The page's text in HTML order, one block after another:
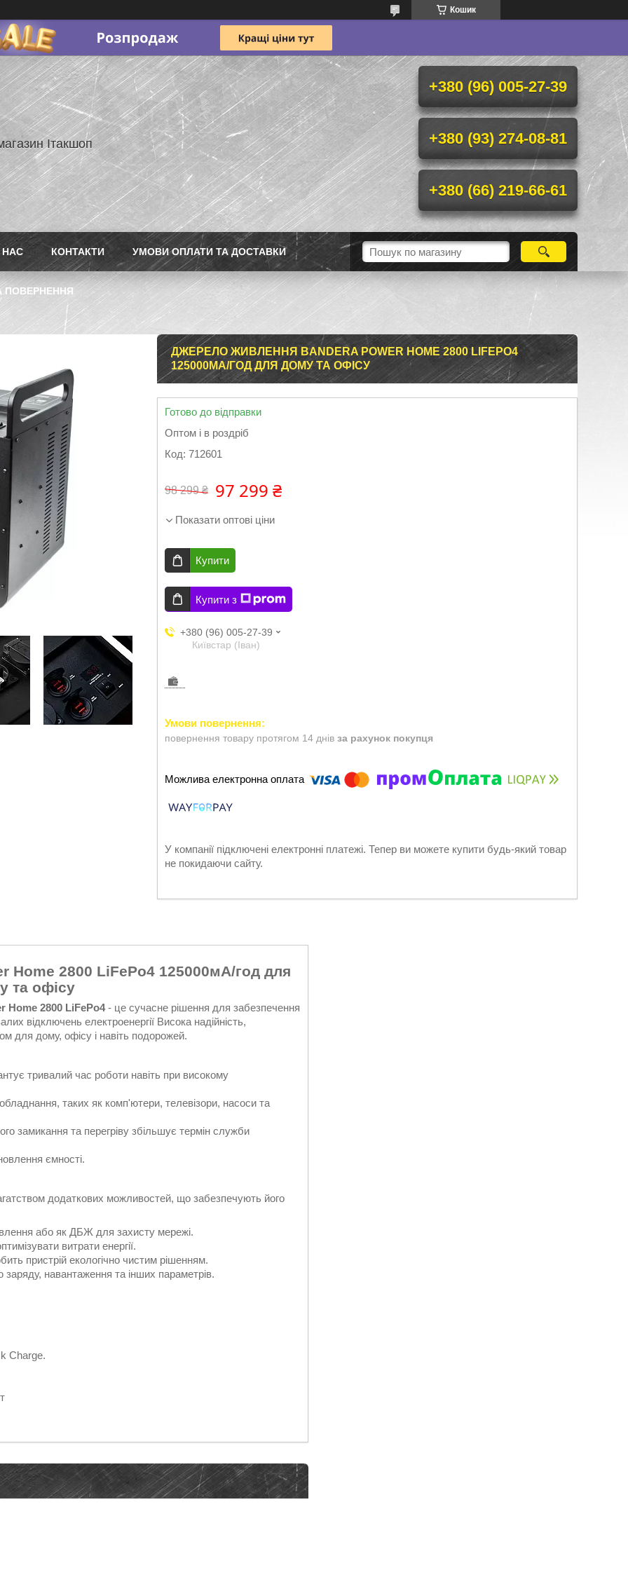
Кошик
Ітакшоп
+380 (96) 005-27-39
+380 (93) 274-08-81
+380 (66) 219-66-61
НАС КОНТАКТИ УМОВИ ОПЛАТИ ТА ДОСТАВКИ
ПОВЕРНЕННЯ
ДЖЕРЕЛО ЖИВЛЕННЯ BANDERA POWER HOME 2800 LIFEPO4
125000МА/ГОД ДЛЯ ДОМУ ТА ОФІСУ
Готово до відправки
Оптом і в роздріб
Код: 712601
98 299 ₴ 97 299 ₴
Показати оптові ціни
Купити
Купити з
+380 (96) 005-27-39
Київстар (Іван)
повернення товару протягом 14 днів за рахунок покупця
У компанії підключені електронні платежі. Тепер ви можете купити будь-який товар
не покидаючи сайту.
2800 LiFePo4 125000мА/год для
та офісу
Home 2800 LiFePo4- це сучасне рішення для забезпечення
відключень електроенергії Висока надійність,
для дому, офісу і навіть подорожей.
тривалий час роботи навіть при високому
таких як комп'ютери, телевізори, насоси та
замикання та перегріву збільшує термін служби
ємності.
додаткових можливостей, що забезпечують його
або як ДБЖ для захисту мережі.
витрати енергії.
пристрій екологічно чистим рішенням.
навантаження та інших параметрів.
Charge.